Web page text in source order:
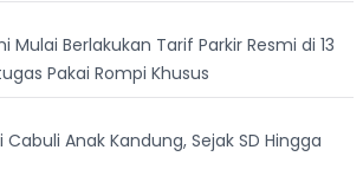
Mulai Berlakukan Tarif Parkir Resmi di 13
Pakai Rompi Khusus
Anak Kandung, Sejak SD Hingga